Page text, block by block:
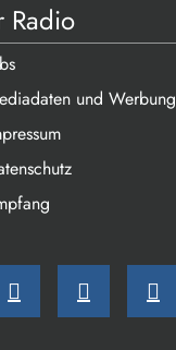
Radio
und Werbung